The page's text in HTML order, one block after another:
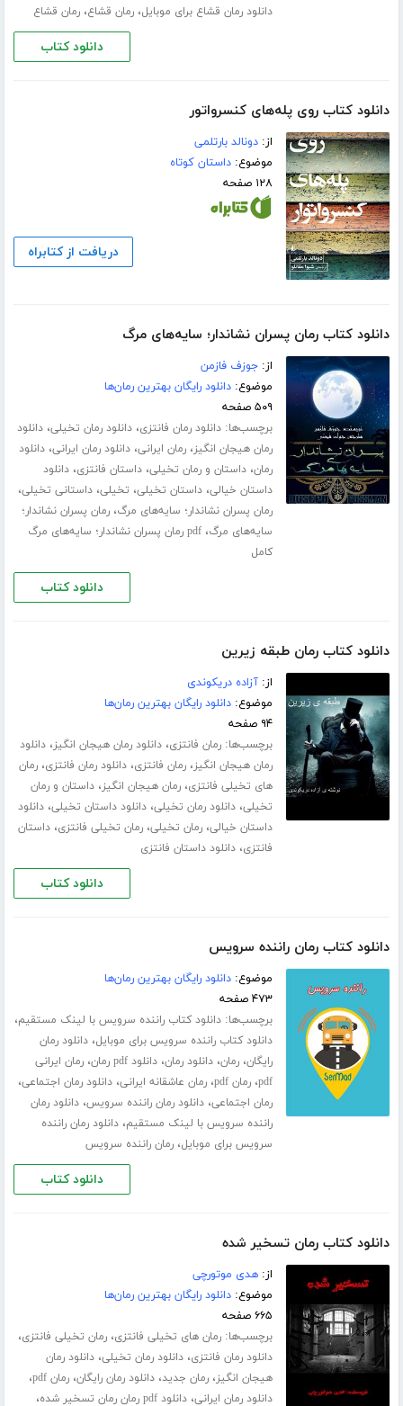
دانلود رمان قشاع برای موبایل،رمان قشاع،رمان قشاع
دانلود کتاب
دانلود کتاب روی پله‌های کنسرواتور
از:دونالد بارتلمی
موضوع:داستان کوتاه
۱۲۸ صفحه
دریافت از کتابراه
دانلود کتاب رمان پسران نشاندار؛ سایه‌های مرگ
از:جوزف فازمن
موضوع:دانلود رایگان بهترین رمان‌ها
۵۰۹ صفحه
برچسب‌ها:دانلود رمان فانتزی،دانلود رمان تخیلی،دانلود
رمان هیجان انگیز،رمان ایرانی،دانلود رمان ایرانی،دانلود
رمان،داستان و رمان تخیلی،داستان فانتزی،دانلود
داستان خیالی،داستان تخیلی، تخیلی،داستانی تخیلی،
رمان پسران نشاندار؛ سایه‌های مرگ،رمان پسران نشاندار؛
سایه‌های مرگ،
pdf رمان پسران نشاندار؛ سایه‌های مرگ
کامل
دانلود کتاب
دانلود کتاب رمان طبقه زیرین
از:آزاده دریکوندی
موضوع:دانلود رایگان بهترین رمان‌ها
۹۴ صفحه
برچسب‌ها:رمان فانتزی،دانلود رمان هیجان انگیز،دانلود
رمان هیجان انگیز،رمان فانتزی،دانلود رمان فانتزی،رمان
های تخیلی فانتزی،رمان هیجان انگیز،داستان و رمان
تخیلی،دانلود رمان تخیلی،دانلود داستان تخیلی،دانلود
داستان خیالی،رمان تخیلی،رمان تخیلی فانتزی،داستان
فانتزی،دانلود داستان فانتزی
دانلود کتاب
دانلود کتاب رمان راننده سرویس
موضوع:دانلود رایگان بهترین رمان‌ها
۴۷۳ صفحه
برچسب‌ها:دانلود کتاب راننده سرویس با لینک مستقیم،
دانلود کتاب راننده سرویس برای موبایل،دانلود رمان
رایگان،رمان،دانلود رمان،دانلود pdf رمان ،رمان ایرانی
pdf،رمان pdf ،رمان عاشقانه ایرانی،دانلود رمان اجتماعی،
رمان اجتماعی،دانلود رمان راننده سرویس،دانلود رمان
راننده سرویس با لینک مستقیم،دانلود رمان راننده
سرویس برای موبایل،رمان راننده سرویس
دانلود کتاب
دانلود کتاب رمان تسخیر شده
از:هدی موتورچی
موضوع:دانلود رایگان بهترین رمان‌ها
۶۶۵ صفحه
برچسب‌ها:رمان های تخیلی فانتزی،رمان تخیلی فانتزی،
دانلود رمان فانتزی،دانلود رمان تخیلی،دانلود رمان
هیجان انگیز،رمان جدید،دانلود رمان رایگان،رمان pdf ،
دانلود رمان ایرانی،دانلود pdf رمان رمان تسخیر شده ،